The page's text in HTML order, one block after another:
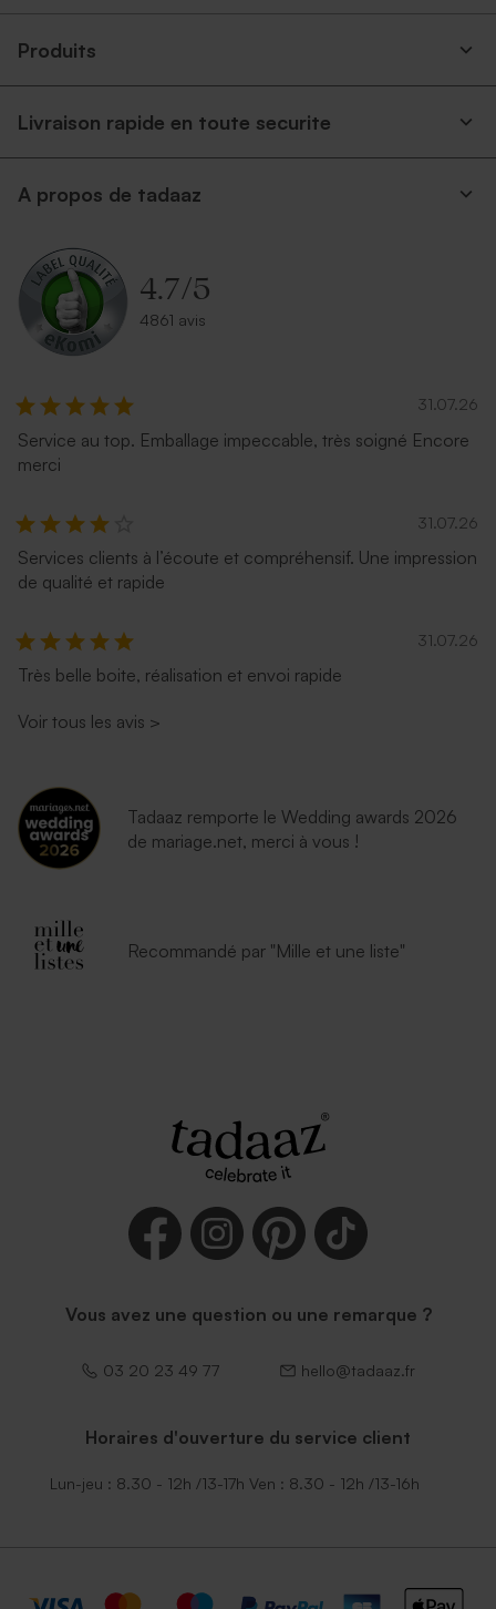
Produits
Livraison rapide en toute securite
A propos de tadaaz
4.7/5
4861 avis
31.07.26
Service au top. Emballage impeccable, très soigné Encore
merci
31.07.26
Services clients à l’écoute et compréhensif. Une impression
de qualité et rapide
31.07.26
Très belle boite, réalisation et envoi rapide
Voir tous les avis >
Tadaaz remporte le Wedding awards 2026
de mariage.net, merci à vous !
Recommandé par "Mille et une liste"
Vous avez une question ou une remarque ?
03 20 23 49 77 hello@tadaaz.fr
Horaires d'ouverture du service client
Lun-jeu : 8.30 - 12h /13-17h Ven : 8.30 - 12h /13-16h